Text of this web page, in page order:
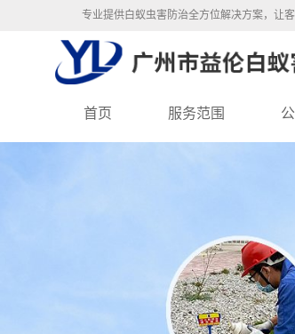
专业提供白蚁虫害防治全方位解决方案，让
首页 服务范围